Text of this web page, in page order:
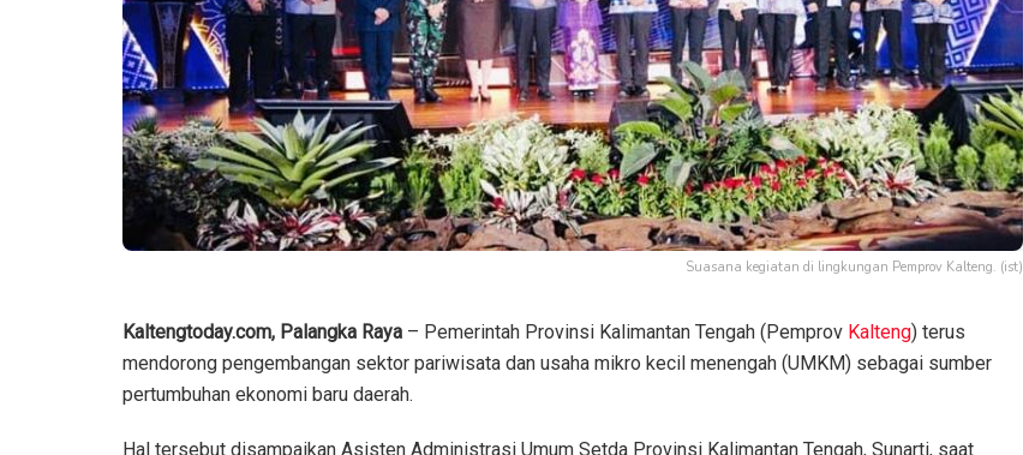
Suasana kegiatan di lingkungan Pemprov Kalteng. (ist)
Kaltengtoday.com, Palangka Raya – Pemerintah Provinsi Kalimantan Tengah (Pemprov Kalteng) terus
mendorong pengembangan sektor pariwisata dan usaha mikro kecil menengah (UMKM) sebagai sumber
pertumbuhan ekonomi baru daerah.
Hal tersebut disampaikan Asisten Administrasi Umum Setda Provinsi Kalimantan Tengah, Sunarti, saat